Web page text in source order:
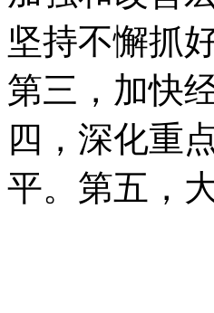
坚持不懈抓
第三，加快
四，深化重
平。第五，